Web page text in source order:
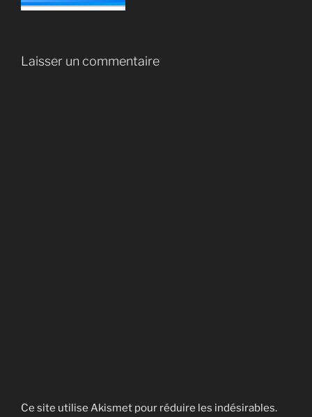
Laisser un commentaire
Ce site utilise Akismet pour réduire les indésirables.